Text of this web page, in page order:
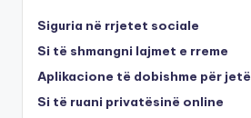
Siguria në rrjetet sociale
Si të shmangni lajmet e rreme
Aplikacione të dobishme për
Si të ruani privatësinë online